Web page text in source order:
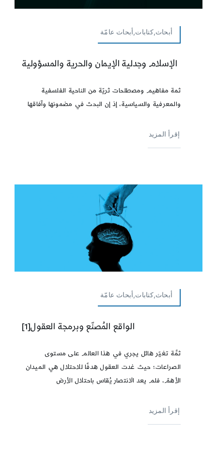
أبحاث,كتابات,أبحاث عامّة
الإسلام وجدلية الإيمان والحرية والمسؤولية
ثمة مفاهيم ومصطلحات ثريّة من الناحية الفلسفية
والمعرفية والسياسية، إذ إن البحث في مضمونها وآفاقها
إقرأ المزيد
أبحاث,كتابات,أبحاث عامّة
الواقع المُصنّع وبرمجة العقول[1]
ثمَّة تغيّر هائل يجري في هذا العالم على مستوى
الصراعات؛ حيث غدت العقول هدفًا للاحتلال هي الميدان
الأهمّ، فلم يعد الانتصار يُقاس باحتلال الأرض
إقرأ المزيد